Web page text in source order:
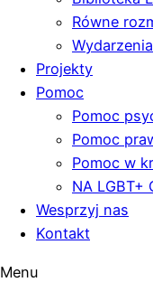
Równe
Projekty
Pomoc
Pomoc
Pomoc
Pomoc w
NA LGBT+
Wesprzyj nas
Kontakt
Menu